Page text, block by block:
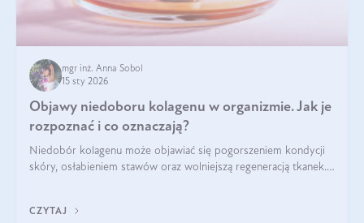
mgr inż. Anna Sobol
15 sty 2026
Objawy niedoboru kolagenu w organizmie. Jak je
rozpoznać i co oznaczają?
Niedobór kolagenu może objawiać się pogorszeniem kondycji
skóry, osłabieniem stawów oraz wolniejszą regeneracją tkanek.
osłabienie włosów.
CZYTAJ